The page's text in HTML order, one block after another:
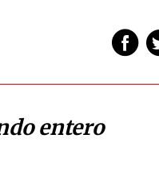
entero